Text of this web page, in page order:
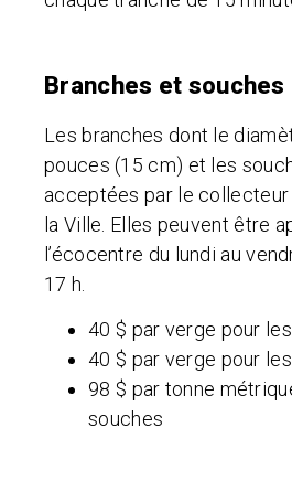
Branches et souches
Les branches dont le
pouces (15 cm) et les
acceptées par le collecteur
la Ville. Elles peuvent être
l’écocentre du lundi au
17 h.
40 $ par verge pour
40 $ par verge pour
98 $ par tonne
souches